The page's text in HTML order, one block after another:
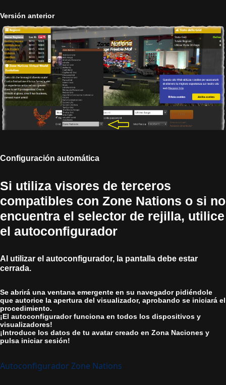
Versión anterior
Configuración automática
Si utiliza visores de terceros
compatibles con Zone Nations o si no
encuentra el selector de rejilla, utilice
el autoconfigurador
Al utilizar el autoconfigurador, la pantalla debe estar
cerrada.
Se abrirá una ventana emergente en su navegador pidiéndole
que autorice la apertura del visualizador, aprobando se iniciará el
procedimiento.
¡El autoconfigurador funciona en todos los dispositivos y
visualizadores!
¡Introduce los datos de tu avatar creado en Zona Naciones y
pulsa iniciar sesión!
Autoconfigurador Zone Nations